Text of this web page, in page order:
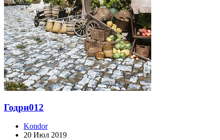
Годри012
Kondor
20 Июл 2019